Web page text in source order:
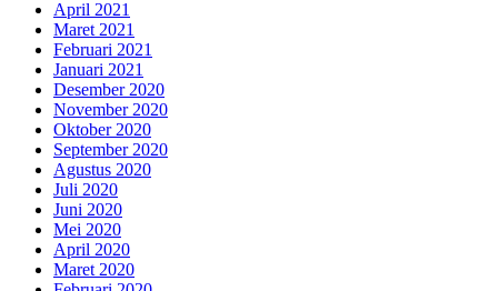
April 2021
Maret 2021
Februari 2021
Januari 2021
Desember 2020
November 2020
Oktober 2020
September 2020
Agustus 2020
Juli 2020
Juni 2020
Mei 2020
April 2020
Maret 2020